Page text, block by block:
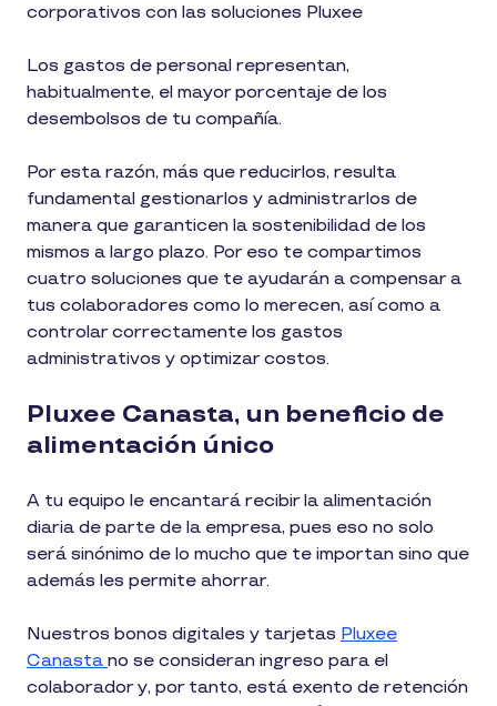
corporativos con las soluciones Pluxee
Los gastos de personal representan,
habitualmente, el mayor porcentaje de los
desembolsos de tu compañía.
Por esta razón, más que reducirlos, resulta
fundamental gestionarlos y administrarlos de
manera que garanticen la sostenibilidad de los
mismos a largo plazo. Por eso te compartimos
cuatro soluciones que te ayudarán a compensar a
tus colaboradores como lo merecen, así como a
controlar correctamente los gastos
administrativos y optimizar costos.
Pluxee Canasta, un beneficio de
alimentación único
A tu equipo le encantará recibir la alimentación
diaria de parte de la empresa, pues eso no solo
será sinónimo de lo mucho que te importan sino que
además les permite ahorrar.
Nuestros bonos digitales y tarjetas Pluxee
Canasta no se consideran ingreso para el
colaborador y, por tanto, está exento de retención